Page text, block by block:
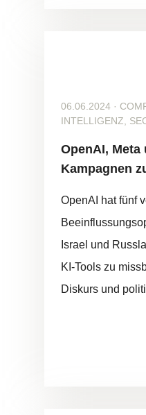
06.06.2024 ·
INTELLIGENZ,
OpenAI,
Kampagnen
OpenAI hat fünf
Israel und
KI-Tools zu
Diskurs und